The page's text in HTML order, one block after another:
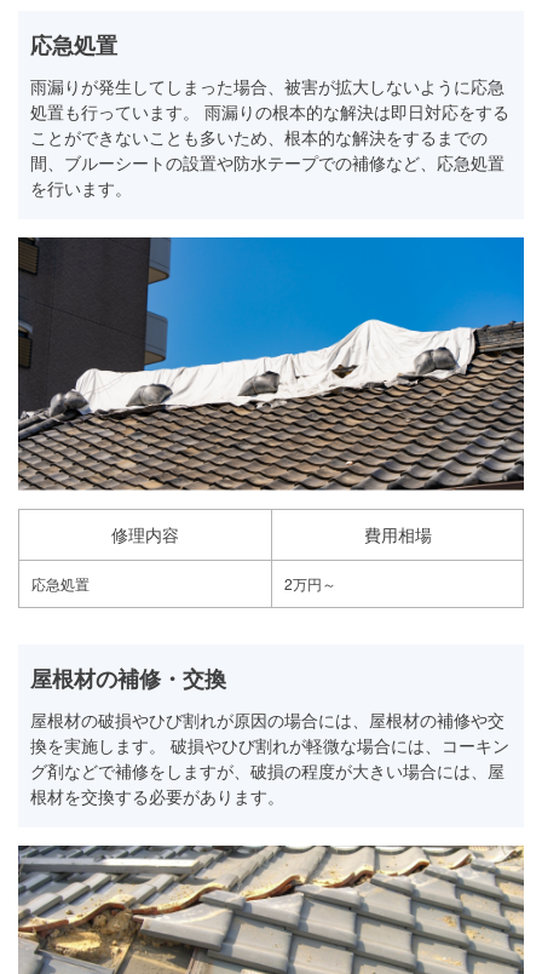
応急処置
雨漏りが発生してしまった場合、被害が拡大しないように応急
処置も行っています。 雨漏りの根本的な解決は即日対応をする
ことができないことも多いため、根本的な解決をするまでの
間、ブルーシートの設置や防水テープでの補修など、応急処置
を行います。
修理内容 費用相場
応急処置 2万円～
屋根材の補修・交換
屋根材の破損やひび割れが原因の場合には、屋根材の補修や交
換を実施します。 破損やひび割れが軽微な場合には、コーキン
グ剤などで補修をしますが、破損の程度が大きい場合には、屋
根材を交換する必要があります。